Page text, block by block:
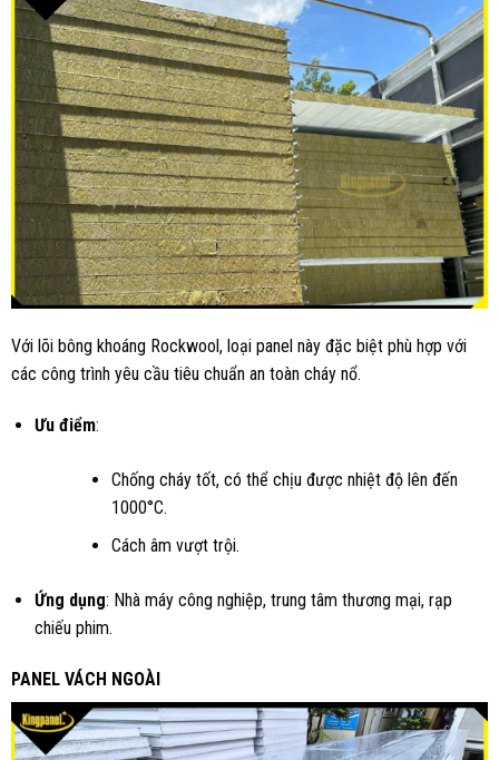
Với lõi bông khoáng Rockwool, loại panel này đặc biệt phù hợp với
các công trình yêu cầu tiêu chuẩn an toàn cháy nổ.
Ưu điểm:
Chống cháy tốt, có thể chịu được nhiệt độ lên đến
1000°C.
Cách âm vượt trội.
Ứng dụng: Nhà máy công nghiệp, trung tâm thương mại, rạp
chiếu phim.
PANEL VÁCH NGOÀI